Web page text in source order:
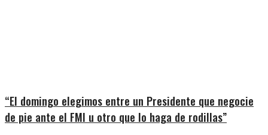
“El domingo elegimos entre un Presidente que negocie
de pie ante el FMI u otro que lo haga de rodillas”